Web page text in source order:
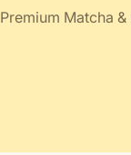
Premium Matcha